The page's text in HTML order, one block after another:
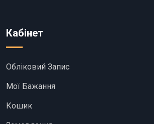
Кабінет
Обліковий Запис
Мої Бажання
Кошик